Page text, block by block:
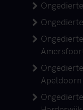
Apeldoorn